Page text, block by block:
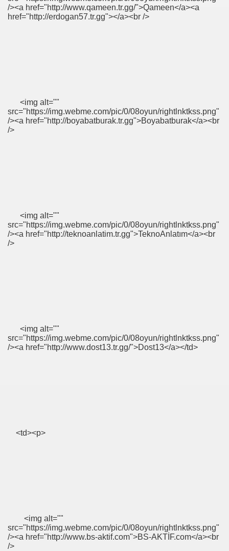
/><a href="http://www.qameen.tr.gg/">Qameen</a><a
href="http://erdogan57.tr.gg"></a><br />
<img alt=""
src="https://img.webme.com/pic/0/08oyun/rightlnktkss.png"
/><a href="http://boyabatburak.tr.gg">Boyabatburak</a><br
/>
<img alt=""
src="https://img.webme.com/pic/0/08oyun/rightlnktkss.png"
/><a href="http://teknoanlatim.tr.gg">TeknoAnlatım</a><br
/>
<img alt=""
src="https://img.webme.com/pic/0/08oyun/rightlnktkss.png"
/><a href="http://www.dost13.tr.gg/">Dost13</a></td>
<td><p>
<img alt=""
src="https://img.webme.com/pic/0/08oyun/rightlnktkss.png"
/><a href="http://www.bs-aktif.com">BS-AKTİF.com</a><br
/>